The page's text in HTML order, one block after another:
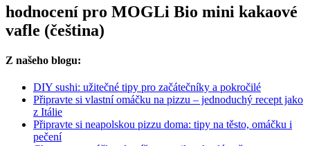
hodnocení pro MOGLi Bio mini kakaové
vafle (čeština)
Z našeho blogu:
DIY sushi: užitečné tipy pro začátečníky a pokročilé
Připravte si vlastní omáčku na pizzu – jednoduchý recept jako
z Itálie
Připravte si neapolskou pizzu doma: tipy na těsto, omáčku i
pečení